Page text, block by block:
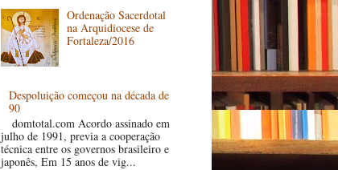
Ordenação Sacerdotal
na Arquidiocese de
Fortaleza/2016
Despoluição começou na década de
90
domtotal.com Acordo assinado em
julho de 1991, previa a cooperação
técnica entre os governos brasileiro e
japonês, Em 15 anos de vig...